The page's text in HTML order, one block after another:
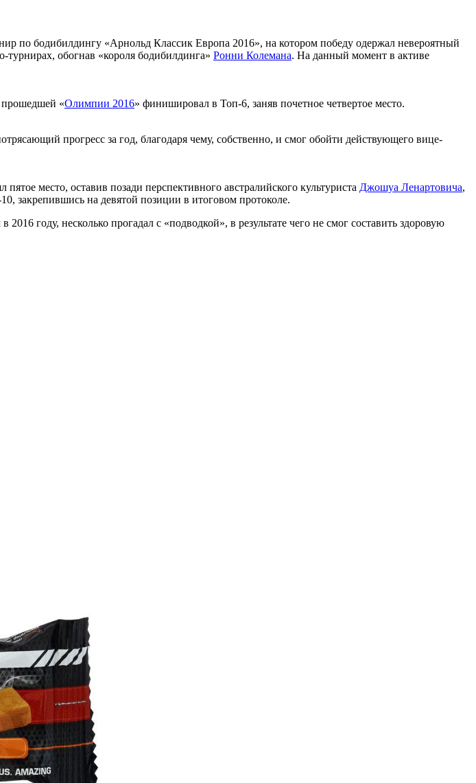
по бодибилдингу «Арнольд Классик Европа 2016», на котором победу одержал невероятный
турнирах, обогнав «короля бодибилдинга» Ронни Колемана. На данный момент в активе
прошедшей «Олимпии 2016» финишировал в Топ-6, заняв почетное четвертое место.
прогресс за год, благодаря чему, собственно, и смог обойти действующего вице-
место, оставив позади перспективного австралийского культуриста Джошуа Ленартовича,
закрепившись на девятой позиции в итоговом протоколе.
2016 году, несколько прогадал с «подводкой», в результате чего не смог составить здоровую